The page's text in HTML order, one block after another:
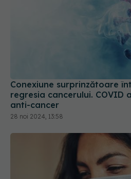
Conexiune surprinzătoare
regresia cancerului. COVID